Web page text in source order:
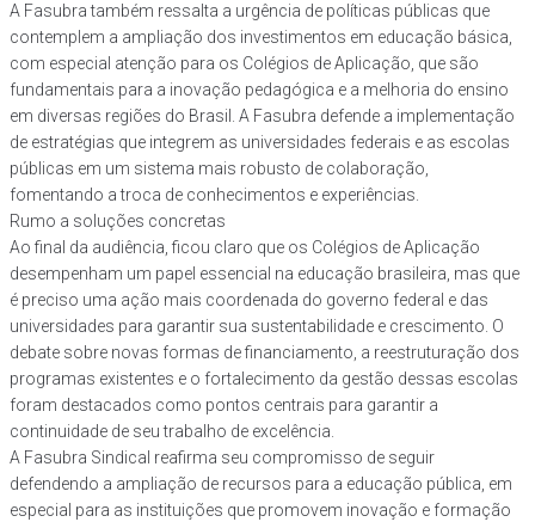
A Fasubra também ressalta a urgência de políticas públicas que
contemplem a ampliação dos investimentos em educação básica,
com especial atenção para os Colégios de Aplicação, que são
fundamentais para a inovação pedagógica e a melhoria do ensino
em diversas regiões do Brasil. A Fasubra defende a implementação
de estratégias que integrem as universidades federais e as escolas
públicas em um sistema mais robusto de colaboração,
fomentando a troca de conhecimentos e experiências.
Rumo a soluções concretas
Ao final da audiência, ficou claro que os Colégios de Aplicação
desempenham um papel essencial na educação brasileira, mas que
é preciso uma ação mais coordenada do governo federal e das
universidades para garantir sua sustentabilidade e crescimento. O
debate sobre novas formas de financiamento, a reestruturação dos
programas existentes e o fortalecimento da gestão dessas escolas
foram destacados como pontos centrais para garantir a
continuidade de seu trabalho de excelência.
A Fasubra Sindical reafirma seu compromisso de seguir
defendendo a ampliação de recursos para a educação pública, em
especial para as instituições que promovem inovação e formação